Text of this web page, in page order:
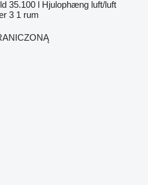
35.100 l Hjulophæng luft/luft
3 1 rum